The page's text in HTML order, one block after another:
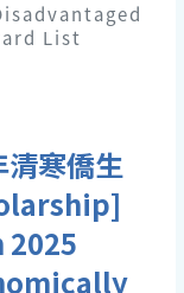
List
清寒僑生